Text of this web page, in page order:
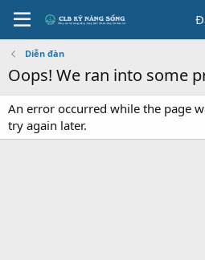
Diễn đàn
Oops! We ran into some
An error occurred while the page
try again later.